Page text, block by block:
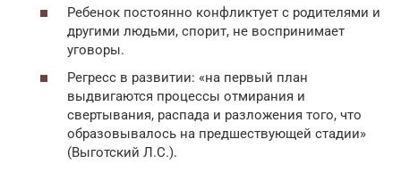
Ребенок постоянно конфликтует с родителями и
другими людьми, спорит, не воспринимает
уговоры.
Регресс в развитии: «на первый план
выдвигаются процессы отмирания и
свертывания, распада и разложения того, что
образовывалось на предшествующей стадии»
(Выготский Л.С.).